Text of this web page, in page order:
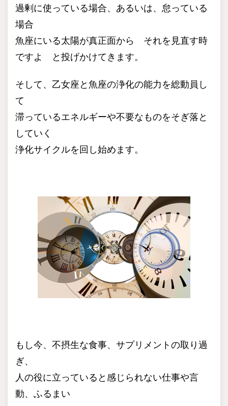
過剰に使っている場合、あるいは、怠っている
場合
魚座にいる太陽が真正面から それを見直す時
ですよ と投げかけてきます。
そして、乙女座と魚座の浄化の能力を総動員し
て
滞っているエネルギーや不要なものをそぎ落と
していく
浄化サイクルを回し始めます。
もし今、不摂生な食事、サプリメントの取り過
ぎ、
人の役に立っていると感じられない仕事や言
動、ふるまい